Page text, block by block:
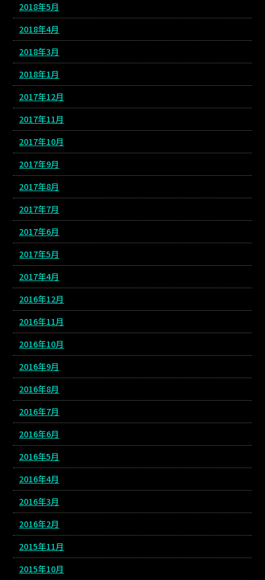
2018年5月
2018年4月
2018年3月
2018年1月
2017年12月
2017年11月
2017年10月
2017年9月
2017年8月
2017年7月
2017年6月
2017年5月
2017年4月
2016年12月
2016年11月
2016年10月
2016年9月
2016年8月
2016年7月
2016年6月
2016年5月
2016年4月
2016年3月
2016年2月
2015年11月
2015年10月